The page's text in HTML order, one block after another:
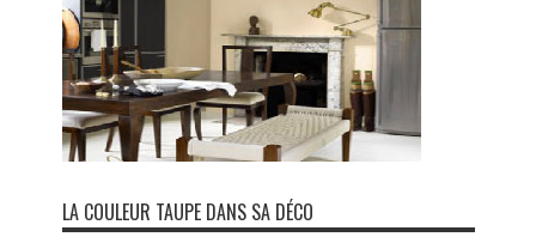
LA COULEUR TAUPE DANS SA DÉCO